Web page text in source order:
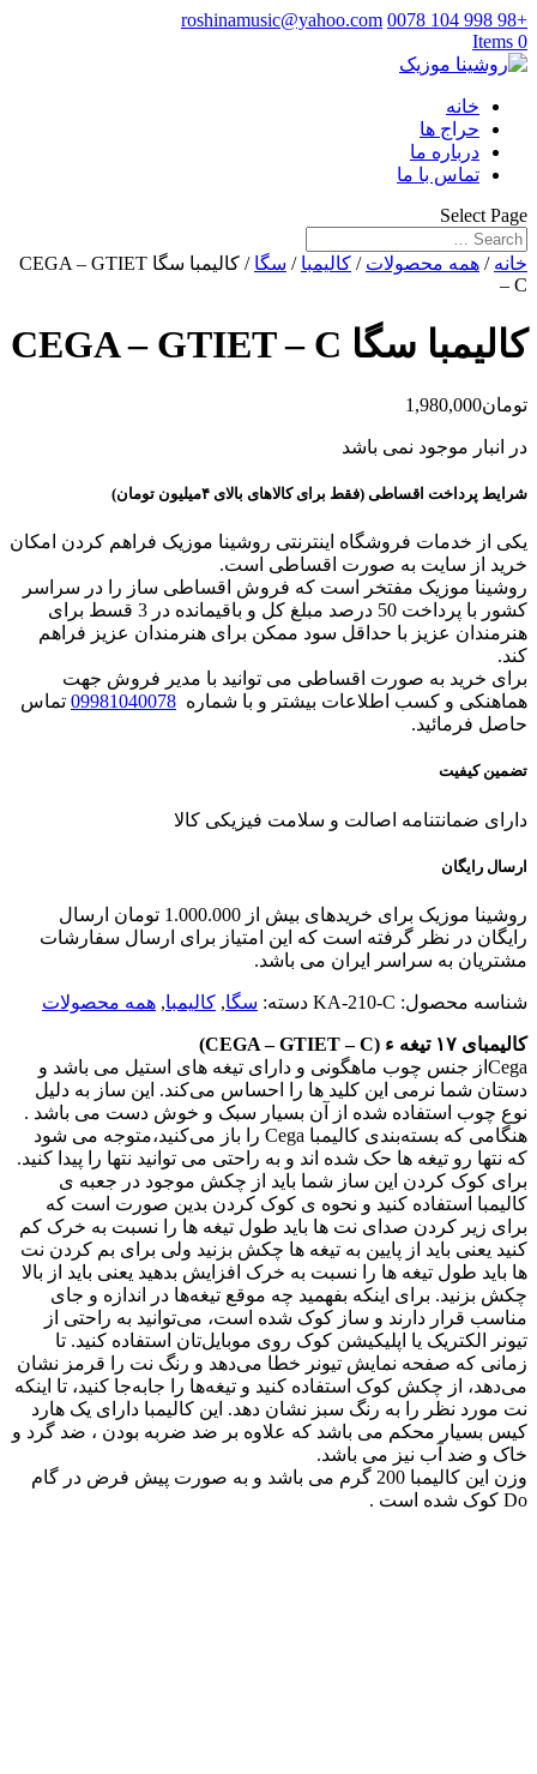
+98 998 104 0078
roshinamusic@yahoo.com
0 Items
خانه
حراج ها
درباره ما
تماس با ما
Select Page
خانه / همه محصولات / کالیمبا / سگا
/ کالیمبا سگا CEGA – GTIET
– C
کالیمبا سگا CEGA – GTIET – C
تومان1,980,000
در انبار موجود نمی باشد
شرایط پرداخت اقساطی (فقط برای کالاهای بالای ۴میلیون تومان)
یکی از خدمات فروشگاه اینترنتی روشینا موزیک فراهم کردن امکان
خرید از سایت به صورت اقساطی است.
روشینا موزیک مفتخر است که فروش اقساطی ساز را در سراسر
کشور با پرداخت 50 درصد مبلغ کل و باقیمانده در 3 قسط برای
هنرمندان عزیز با حداقل سود ممکن برای هنرمندان عزیز فراهم
کند.
برای خرید به صورت اقساطی می توانید با مدیر فروش جهت
هماهنکی و کسب اطلاعات بیشتر و با شماره 09981040078 تماس
حاصل فرمائید.
تضمین کیفیت
دارای ضمانتنامه اصالت و سلامت فیزیکی کالا
ارسال رایگان
روشینا موزیک برای خریدهای بیش از 1.000.000 تومان ارسال
رایگان در نظر گرفته است که این امتیاز برای ارسال سفارشات
مشتریان به سراسر ایران می باشد.
شناسه محصول: KA-210-C دسته: سگا, کالیمبا, همه محصولات
کالیمبای ۱۷ تیغه ء (CEGA – GTIET – C)
Cegaاز جنس چوب ماهگونی و دارای تیغه های استیل می باشد و
دستان شما نرمی این کلید ها را احساس می‌کند. این ساز به دلیل
نوع چوب استفاده شده از آن بسیار سبک و خوش دست می باشد .
هنگامی که بسته‌بندی کالیمبا Cega را باز می‌کنید،متوجه می شود
که نتها رو تیغه ها حک شده اند و به راحتی می توانید نتها را پیدا کنید.
برای کوک کردن این ساز شما باید از چکش موجود در جعبه ی
کالیمبا استفاده کنید و نحوه ی کوک کردن بدین صورت است که
برای زیر کردن صدای نت ها باید طول تیغه ها را نسبت به خرک کم
کنید یعنی باید از پایین به تیغه ها چکش بزنید ولی برای بم کردن نت
ها باید طول تیغه ها را نسبت به خرک افزایش بدهید یعنی باید از بالا
چکش بزنید. برای اینکه بفهمید چه موقع‌ تیغه‌ها در اندازه و جای
مناسب قرار دارند و ساز کوک شده است، می‌توانید به راحتی از
تیونر الکتریک یا اپلیکیشن کوک روی موبایل‌تان استفاده کنید. تا
زمانی که صفحه نمایش تیونر خطا می‌دهد و رنگ نت را قرمز نشان
می‌دهد، از چکش کوک استفاده کنید و تیغه‌ها را جا‌به‌جا کنید، تا اینکه
نت مورد نظر را به رنگ سبز نشان دهد. این کالیمبا دارای یک هارد
کیس بسیار محکم می باشد که علاوه بر ضد ضربه بودن ، ضد گرد و
خاک و ضد آب نیز می باشد.
وزن این کالیمبا 200 گرم می باشد و به صورت پیش فرض در گام
Do کوک شده است .